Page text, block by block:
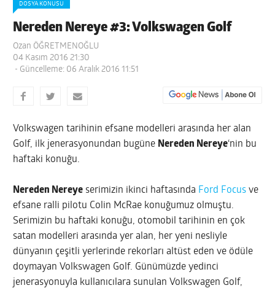
DOSYA KONUSU
Nereden Nereye #3: Volkswagen Golf
Ozan ÖĞRETMENOĞLU
04 Kasım 2016 21:30
- Güncelleme: 06 Aralık 2016 11:51
Volkswagen tarihinin efsane modelleri arasında her alan
Golf, ilk jenerasyonundan bugüne Nereden Nereye‘nin bu
haftaki konuğu.
Nereden Nereye serimizin ikinci haftasında Ford Focus ve
efsane ralli pilotu Colin McRae konuğumuz olmuştu.
Serimizin bu haftaki konuğu, otomobil tarihinin en çok
satan modelleri arasında yer alan, her yeni nesliyle
dünyanın çeşitli yerlerinde rekorları altüst eden ve ödüle
doymayan Volkswagen Golf. Günümüzde yedinci
jenerasyonuyla kullanıcılara sunulan Volkswagen Golf,